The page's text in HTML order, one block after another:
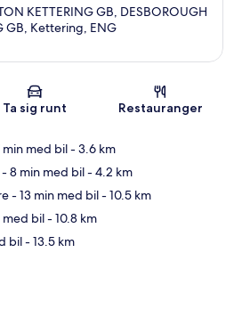
KETTERING GB, DESBOROUGH
GB, Kettering, ENG
Ta sig runt Restauranger
min med bil- 3.6 km
- 8 min med bil- 4.2 km
- 13 min med bil- 10.5 km
med bil- 10.8 km
bil- 13.5 km